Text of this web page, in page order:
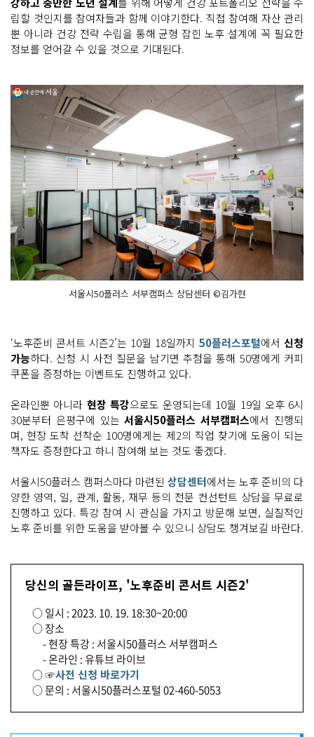
립할 것인지를 참여자들과 함께 이야기한다. 직접 참여해 자산 관리
뿐 아니라 건강 전략 수립을 통해 균형 잡힌 노후 설계에 꼭 필요한
정보를 얻어갈 수 있을 것으로 기대된다.
서울시50플러스 서부캠퍼스 상담센터 ©김가현
‘노후준비 콘서트 시즌2’는 10월 18일까지 50플러스포털에서 신청
가능하다. 신청 시 사전 질문을 남기면 추첨을 통해 50명에게 커피
쿠폰을 증정하는 이벤트도 진행하고 있다.
온라인뿐 아니라 현장 특강으로도 운영되는데 10월 19일 오후 6시
30분부터 은평구에 있는서울시50플러스 서부캠퍼스에서 진행되
며, 현장 도착 선착순 100명에게는 제2의 직업 찾기에 도움이 되는
책자도 증정한다고 하니 참여해 보는 것도 좋겠다.
서울시50플러스 캠퍼스마다 마련된 상담센터에서는 노후 준비의 다
양한 영역, 일, 관계, 활동, 재무 등의 전문 컨선턴트 상담을 무료로
진행하고 있다. 특강 참여 시 관심을 가지고 방문해 보면, 실질적인
노후 준비를 위한 도움을 받아볼 수 있으니 상담도 챙겨보길 바란다.
당신의 골든라이프, '노후준비 콘서트 시즌2'
○ 일시 : 2023. 10. 19. 18:30~20:00
○ 장소
- 현장 특강 : 서울시50플러스 서부캠퍼스
- 온라인 : 유튜브 라이브
○ ☞사전 신청 바로가기
○ 문의 : 서울시50플러스포털 02-460-5053